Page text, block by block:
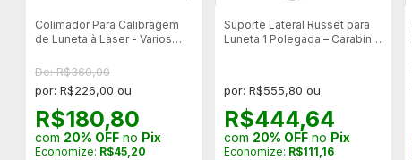
Colimador Para Calibragem
de Luneta à Laser - Varios
De: R$360,00
por: R$226,00 ou
R$180,80
com 20% OFF no Pix
Economize: R$45,20
Suporte Lateral Russet para
Luneta 1 Polegada – Carabina
por: R$555,80 ou
R$444,64
com 20% OFF no Pix
Economize: R$111,16